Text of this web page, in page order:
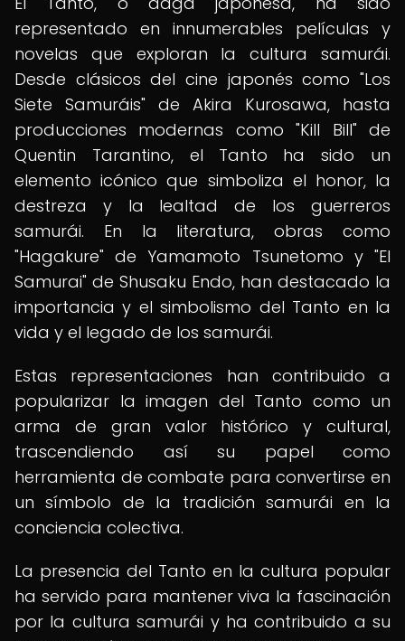
representado en innumerables películas y
novelas que exploran la cultura samurái.
Desde clásicos del cine japonés como "Los
Siete Samuráis" de Akira Kurosawa, hasta
producciones modernas como "Kill Bill" de
Quentin Tarantino, el Tanto ha sido un
elemento icónico que simboliza el honor, la
destreza y la lealtad de los guerreros
samurái. En la literatura, obras como
"Hagakure" de Yamamoto Tsunetomo y "El
Samurai" de Shusaku Endo, han destacado la
importancia y el simbolismo del Tanto en la
vida y el legado de los samurái.
Estas representaciones han contribuido a
popularizar la imagen del Tanto como un
arma de gran valor histórico y cultural,
trascendiendo así su papel como
herramienta de combate para convertirse en
un símbolo de la tradición samurái en la
conciencia colectiva.
La presencia del Tanto en la cultura popular
ha servido para mantener viva la fascinación
por la cultura samurái y ha contribuido a su